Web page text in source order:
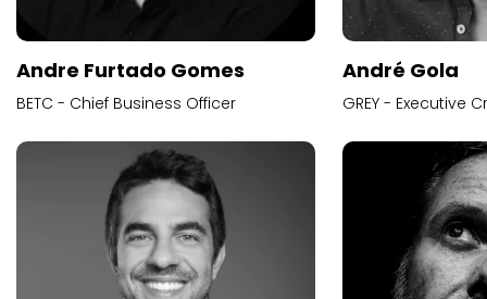
Andre Furtado Gomes
BETC - Chief Business Officer
André Gola
GREY - Executive